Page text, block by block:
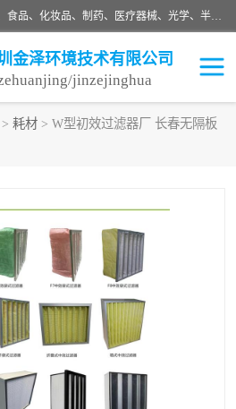
从事各种实验室、手术室、医院、食品、化妆品、制药、医疗器械、光学、半导体、精密电子等无尘车间行业的洁净车间装修设计、净化设备、恒温恒湿空调的设计制作与安装、净化系统工程项目施工及其技术支持服务。
金泽环境技术有限公司
jinzejinghua
> 耗材 > W型初效过滤器厂 长春无隔板
GMP车间净化
生命工程
食品饮料
光电车间